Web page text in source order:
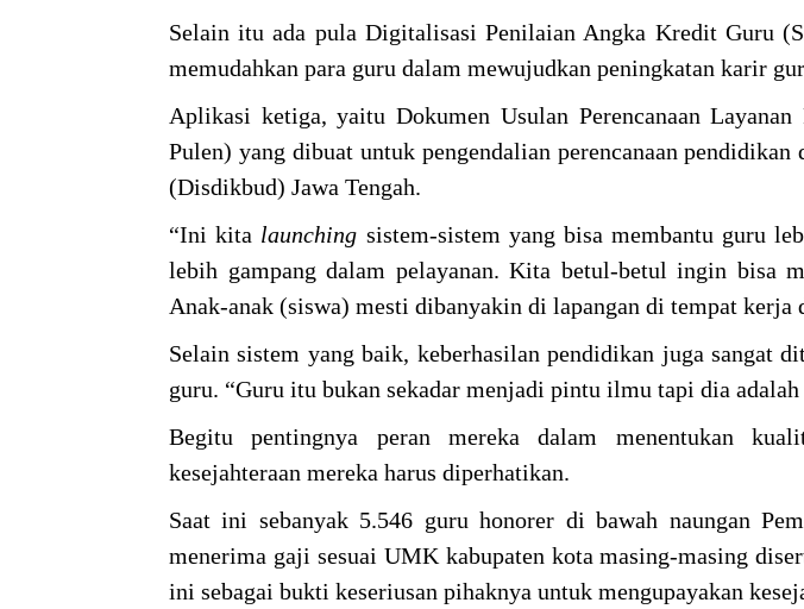
Selain itu ada pula Digitalisasi Penilaian Angka Kredit Guru
memudahkan para guru dalam mewujudkan peningkatan karir
Aplikasi ketiga, yaitu Dokumen Usulan Perencanaan Layanan
Pulen) yang dibuat untuk pengendalian perencanaan
(Disdikbud) Jawa Tengah.
“Ini kita launching sistem-sistem yang bisa membantu guru
lebih gampang dalam pelayanan. Kita betul-betul ingin bisa
Anak-anak (siswa) mesti dibanyakin di lapangan di tempat kerja
Selain sistem yang baik, keberhasilan pendidikan juga sangat
guru. “Guru itu bukan sekadar menjadi pintu ilmu tapi dia
Begitu pentingnya peran mereka dalam menentukan
kesejahteraan mereka harus diperhatikan.
Saat ini sebanyak 5.546 guru honorer di bawah naungan
menerima gaji sesuai UMK kabupaten kota masing-masing
ini sebagai bukti keseriusan pihaknya untuk mengupayakan